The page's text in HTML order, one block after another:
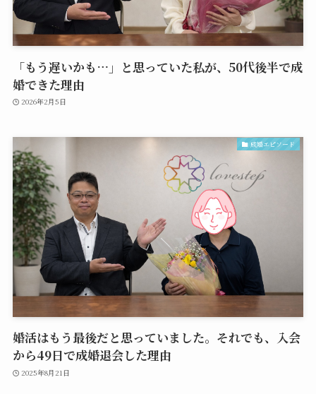
「もう遅いかも…」と思っていた私が、50代後半で成
婚できた理由
2026年2月5日
成婚エピソード
婚活はもう最後だと思っていました。それでも、入会
から49日で成婚退会した理由
2025年8月21日